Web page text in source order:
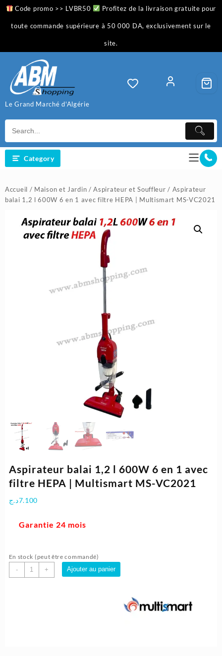
Skip
content
Code promo >> LVBR50 Profitez de la livraison gratuite pour
toute commande supérieure à 50 000 DA, exclusivement sur le
site.
Le Grand Marché d'Algérie
Category
Accueil / Maison et Jardin /Aspirateur et Souffleur / Aspirateur
balai 1,2 l 600W 6 en 1 avec filtre HEPA | Multismart MS-VC2021
Aspirateur balai 1,2 l 600W 6 en 1 avec
filtre HEPA | Multismart MS-VC2021
7.100د.ج
Garantie 24 mois
En stock (peut être commandé)
-
quantité
de
+ Ajouter au panier